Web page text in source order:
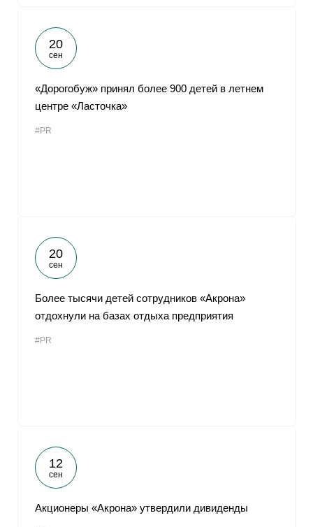
20
сен
«Дорогобуж» принял более 900 детей в летнем
центре «Ласточка»
#PR
20
сен
Более тысячи детей сотрудников «Акрона»
отдохнули на базах отдыха предприятия
#PR
12
сен
Акционеры «Акрона» утвердили дивиденды